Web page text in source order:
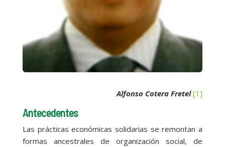
Alfonso Cotera Fretel [1]
Antecedentes
Las prácticas económicas solidarias se remontan a
formas ancestrales de organización social, de